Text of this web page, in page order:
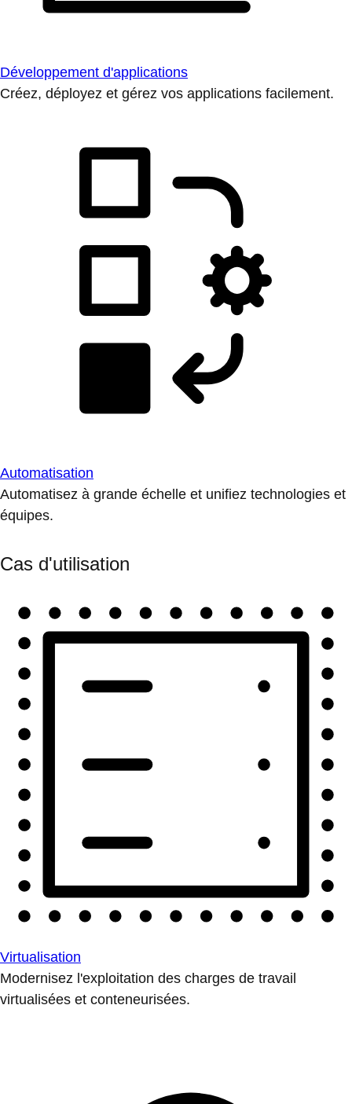
Développement d'applications
Créez, déployez et gérez vos applications facilement.
Automatisation
Automatisez à grande échelle et unifiez technologies et
équipes.
Cas d'utilisation
Virtualisation
Modernisez l'exploitation des charges de travail
virtualisées et conteneurisées.